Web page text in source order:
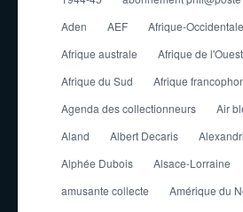
Aden
AEF
Afrique-
Afrique australe
Afrique de l'Ouest
Afrique du Sud
Afrique
Agenda des collectionneurs
Air
Aland
Albert Decaris
Alphée Dubois
Alsace-Lorraine
amusante collecte
Amérique du